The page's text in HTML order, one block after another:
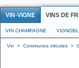
VIN-VIGNE VINS DE
VIN CHAMPAGNE
Vin > Communes viticoles >